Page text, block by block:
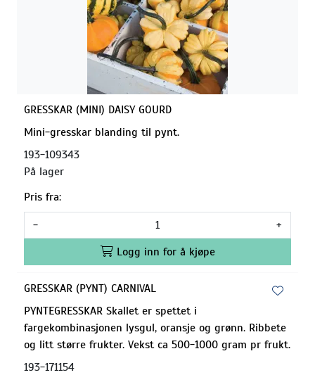
GRESSKAR (MINI) DAISY GOURD
Mini-gresskar blanding til pynt.
193-109343
På lager
Pris fra:
-
+
Logg inn for å kjøpe
GRESSKAR (PYNT) CARNIVAL
PYNTEGRESSKAR Skallet er spettet i
fargekombinasjonen lysgul, oransje og grønn. Ribbete
og litt større frukter. Vekst ca 500-1000 gram pr frukt.
193-171154